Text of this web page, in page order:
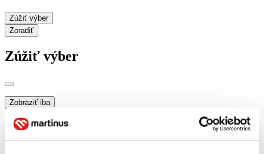
Zúžiť výber
Zoradiť
Zúžiť výber
Zobraziť iba
zľavnené tituly (0 titulov)